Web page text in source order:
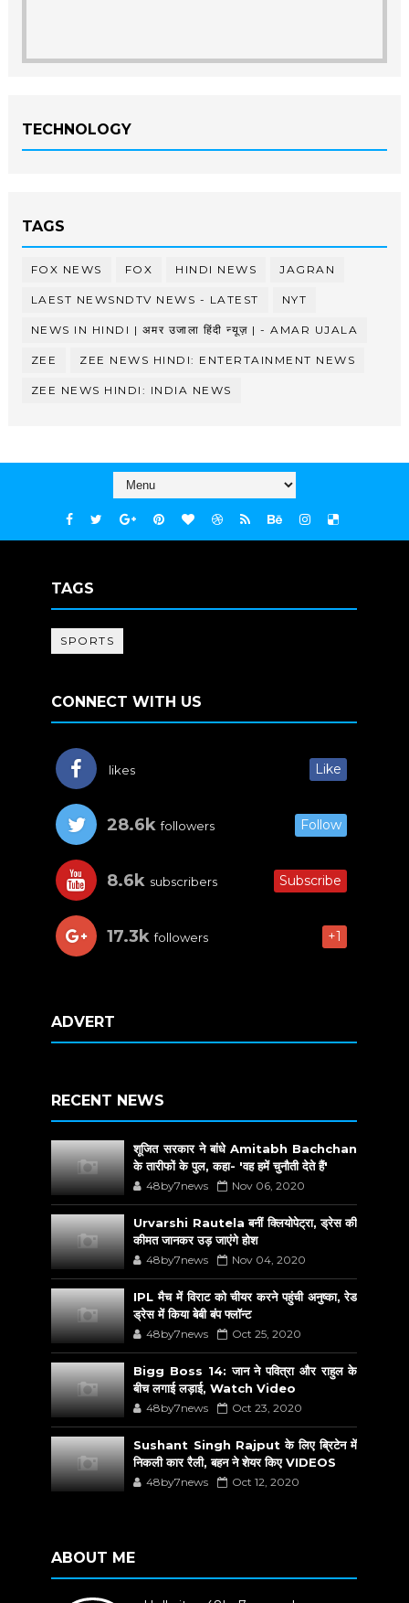
TECHNOLOGY
TAGS
FOX NEWS FOX HINDI NEWS JAGRAN
LAEST NEWSNDTV NEWS - LATEST NYT
NEWS IN HINDI | अमर उजाला हिंदी न्यूज़ | - AMAR UJALA
ZEE ZEE NEWS HINDI: ENTERTAINMENT NEWS
ZEE NEWS HINDI: INDIA NEWS
TAGS
SPORTS
CONNECT WITH US
likes Like
28.6k followers Follow
8.6k subscribers Subscribe
17.3k followers +1
ADVERT
RECENT NEWS
शूजित सरकार ने बांधे Amitabh Bachchan
के तारीफों के पुल, कहा- 'वह हमें चुनौती देते हैं'
48by7news Nov 06, 2020
Urvarshi Rautela बनीं क्लियोपेट्रा, ड्रेस की
कीमत जानकर उड़ जाएंगे होश
48by7news Nov 04, 2020
IPL मैच में विराट को चीयर करने पहुंची अनुष्का, रेड
ड्रेस में किया बेबी बंप फ्लॉन्ट
48by7news Oct 25, 2020
Bigg Boss 14: जान ने पवित्रा और राहुल के
बीच लगाई लड़ाई, Watch Video
48by7news Oct 23, 2020
Sushant Singh Rajput के लिए ब्रिटेन में
निकली कार रैली, बहन ने शेयर किए VIDEOS
48by7news Oct 12, 2020
ABOUT ME